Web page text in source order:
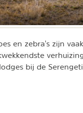
en zebra's zijn
bij de